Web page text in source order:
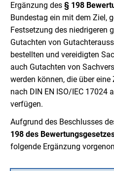
Ergänzung des § 198
Bundestag ein mit dem Ziel,
Festsetzung des niedrigeren
Gutachten von
bestellten und vereidigten
auch Gutachten von
werden können, die über
nach DIN EN ISO/IEC 17024
verfügen.
Aufgrund des Beschlusses
198 des
folgende Ergänzung